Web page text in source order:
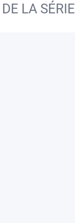
LA SÉRIE